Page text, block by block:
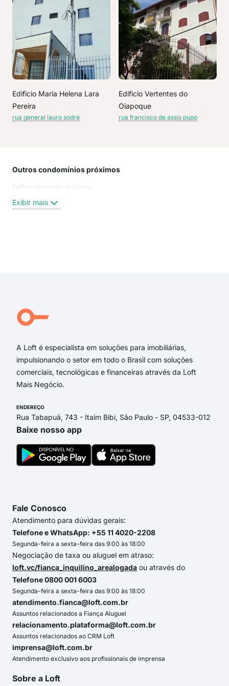
Edificio Maria Helena Lara
Pereira
rua general lauro sodré
Edificio Vertentes do
Oiapoque
rua francisco de assis pupo
Outros condomínios próximos
Edificio Vertentes do Atibaia
Exibir mais
A Loft é especialista em soluções para imobiliárias,
impulsionando o setor em todo o Brasil com soluções
comerciais, tecnológicas e financeiras através da Loft
Mais Negócio.
ENDEREÇO
Rua Tabapuã, 743 - Itaim Bibi, São Paulo - SP, 04533-012
Baixe nosso app
Fale Conosco
Atendimento para dúvidas gerais:
Telefone e WhatsApp: +55 11 4020-2208
Segunda-feira a sexta-feira das 9:00 às 18:00
Negociação de taxa ou aluguel em atraso:
loft.vc/fianca_inquilino_arealogada ou através do
Telefone 0800 001 6003
Segunda-feira a sexta-feira das 9:00 às 18:00
atendimento.fianca@loft.com.br
Assuntos relacionados a Fiança Aluguel
relacionamento.plataforma@loft.com.br
Assuntos relacionados ao CRM Loft
imprensa@loft.com.br
Atendimento exclusivo aos profissionais de imprensa
Sobre a Loft